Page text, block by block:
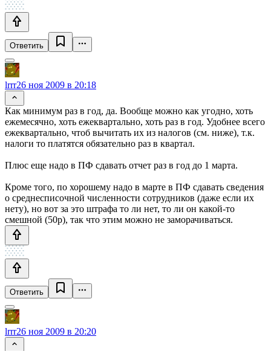
Ответить
lrrr26 ноя 2009 в 20:18
Как минимум раз в год, да. Вообще можно как угодно, хоть
ежемесячно, хоть ежеквартально, хоть раз в год. Удобнее всего
ежеквартально, чтоб вычитать их из налогов (см. ниже), т.к.
налоги то платятся обязательно раз в квартал.
Плюс еще надо в ПФ сдавать отчет раз в год до 1 марта.
Кроме того, по хорошему надо в марте в ПФ сдавать сведения
о среднесписочной численности сотрудников (даже если их
нету), но вот за это штрафа то ли нет, то ли он какой-то
смешной (50р), так что этим можно не заморачиваться.
Ответить
lrrr26 ноя 2009 в 20:20